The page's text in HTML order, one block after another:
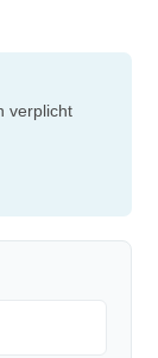
verplicht